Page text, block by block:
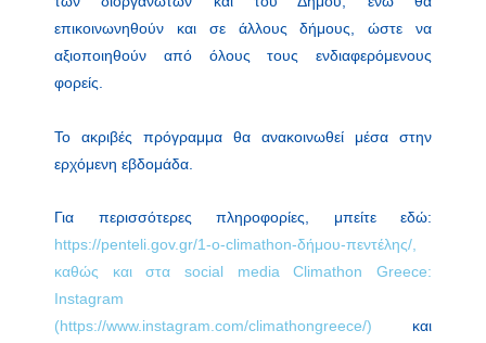
επικοινωνηθούν και σε άλλους δήμους, ώστε να
αξιοποιηθούν από όλους τους ενδιαφερόμενους
φορείς.
Το ακριβές πρόγραμμα θα ανακοινωθεί μέσα στην
ερχόμενη εβδομάδα.
Για περισσότερες πληροφορίες, μπείτε εδώ:
https://penteli.gov.gr/1-ο-climathon-δήμου-πεντέλης/,
καθώς και στα social media Climathon Greece:
Instagram
(https://www.instagram.com/climathongreece/) και